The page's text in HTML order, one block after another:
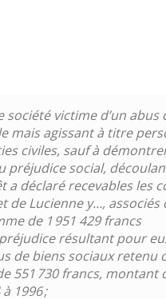
société victime d’un
mais agissant à titre
civiles, sauf à
préjudice social,
a déclaré recevables les
de Lucienne y…,
de 1 951 429 francs
résultant pour
de biens sociaux
551 730 francs,
1996 ;